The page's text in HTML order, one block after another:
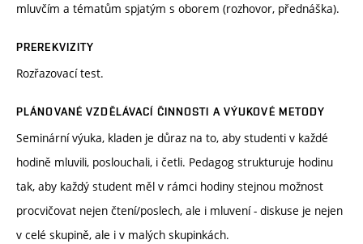
mluvčím a tématům spjatým s oborem (rozhovor, přednáška).
PREREKVIZITY
Rozřazovací test.
PLÁNOVANÉ VZDĚLÁVACÍ ČINNOSTI A VÝUKOVÉ METODY
Seminární výuka, kladen je důraz na to, aby studenti v každé
hodině mluvili, poslouchali, i četli. Pedagog strukturuje hodinu
tak, aby každý student měl v rámci hodiny stejnou možnost
procvičovat nejen čtení/poslech, ale i mluvení - diskuse je nejen
v celé skupině, ale i v malých skupinkách.